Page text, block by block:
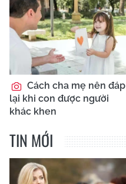
Cách cha mẹ nên đáp
lại khi con được người
khác khen
TIN MỚI